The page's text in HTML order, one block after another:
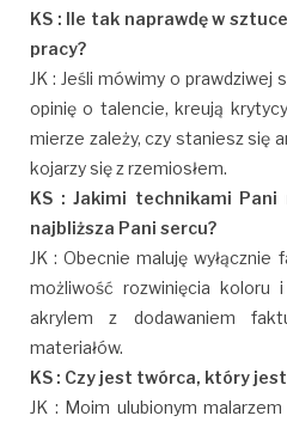
KS : Ile tak naprawdę w
pracy?
JK : Jeśli mówimy o
opinię o talencie, kreują
mierze zależy, czy staniesz się
kojarzy się z rzemiosłem.
KS : Jakimi technikami
najbliższa Pani sercu?
JK : Obecnie maluję
możliwość rozwinięcia koloru
akrylem z dodawaniem
materiałów.
KS : Czy jest twórca, który
JK : Moim ulubionym